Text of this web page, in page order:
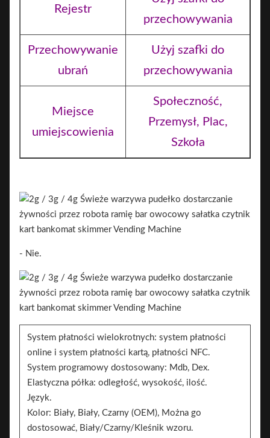
Rejestr
przechowywania
Przechowywanie
ubrań
Użyj szafki do
przechowywania
Miejsce
umiejscowienia
Społeczność,
Przemysł, Plac,
Szkoła
- Nie.
System płatności wielokrotnych: system płatności
online i system płatności kartą, płatności NFC.
System programowy dostosowany: Mdb, Dex.
Elastyczna półka: odległość, wysokość, ilość.
Język.
Kolor: Biały, Biały, Czarny (OEM), Można go
dostosować, Biały/Czarny/Kleśnik wzoru.